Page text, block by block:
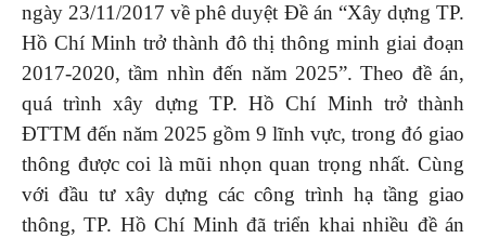
ngày 23/11/2017 về phê duyệt Đề án “Xây dựng TP.
Hồ Chí Minh trở thành đô thị thông minh giai đoạn
2017-2020, tầm nhìn đến năm 2025”. Theo đề án,
quá trình xây dựng TP. Hồ Chí Minh trở thành
ĐTTM đến năm 2025 gồm 9 lĩnh vực, trong đó giao
thông được coi là mũi nhọn quan trọng nhất. Cùng
với đầu tư xây dựng các công trình hạ tầng giao
thông, TP. Hồ Chí Minh đã triển khai nhiều đề án